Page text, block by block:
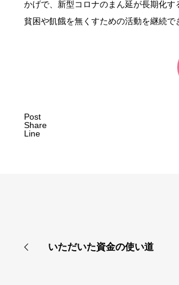
かげで、新型コロナのまん延が長期化
貧困や飢餓を無くすための活動を継続
Post
Share
Line
いただいた資金の使い道